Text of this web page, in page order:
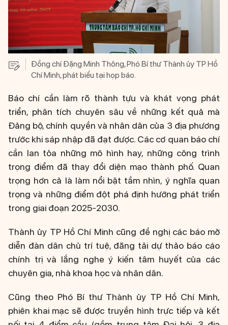
Đồng chí Đặng Minh Thông, Phó Bí thư Thành ủy TP Hồ
Chí Minh, phát biểu tại họp báo.
Báo chí cần làm rõ thành tựu và khát vọng phát
triển, phân tích chuyên sâu về những kết quả mà
Đảng bộ, chính quyền và nhân dân của 3 địa phương
trước khi sáp nhập đã đạt được. Các cơ quan báo chí
cần lan tỏa những mô hình hay, những công trình
trọng điểm đã thay đổi diện mạo thành phố. Quan
trọng hơn cả là làm nổi bật tầm nhìn, ý nghĩa quan
trọng và những điểm đột phá định hướng phát triển
trong giai đoạn 2025-2030.
Thành ủy TP Hồ Chí Minh cũng đề nghị các báo mở
diễn đàn dân chủ trí tuệ, đăng tải dự thảo báo cáo
chính trị và lắng nghe ý kiến tâm huyết của các
chuyên gia, nhà khoa học và nhân dân.
Cũng theo Phó Bí thư Thành ủy TP Hồ Chí Minh,
phiên khai mạc sẽ được truyền hình trực tiếp và kết